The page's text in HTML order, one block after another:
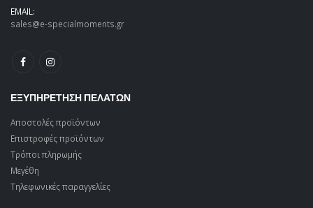
EMAIL:
sales@e-specialmoments.gr
ΕΞΥΠΗΡΕΤΗΣΗ ΠΕΛΑΤΩΝ
Αποστολές προϊόντων
Επιστροφές προϊόντων
Τρόποι πληρωμής
Μεγέθη
Τηλεφωνικές παραγγελίες